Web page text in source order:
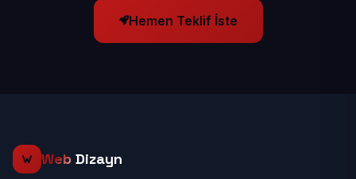
Hemen Teklif İste
Web Dizayn